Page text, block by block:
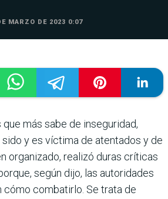
MARZO DE 2023 0:07
más sabe de inseguridad,
y es víc­tima de atentados y de
organizado, realizó duras críticas
según dijo, las autoridades
cómo combatirlo. Se trata de